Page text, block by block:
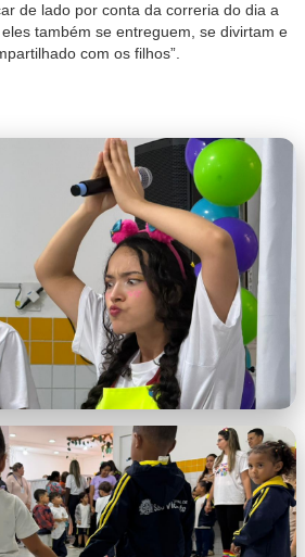
de lado por conta da correria do dia a
também se entreguem, se divirtam e
com os filhos”.
2026-05-28 at 10.05.26